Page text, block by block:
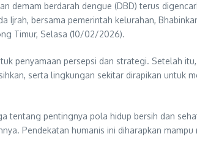
demam berdarah dengue (DBD) terus
bersama pemerintah kelurahan,
Timur, Selasa (10/02/2026).
penyamaan persepsi dan strategi. Setelah
serta lingkungan sekitar dirapikan untuk
pentingnya pola hidup bersih dan
Pendekatan humanis ini diharapkan